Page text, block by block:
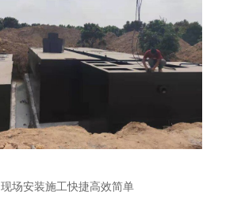
现场安装施工快捷高效简单